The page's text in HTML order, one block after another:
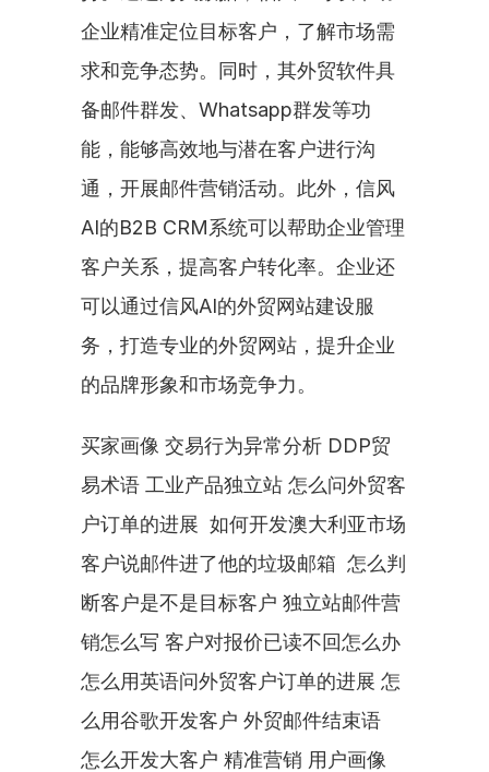
企业精准定位目标客户，了解市场需
求和竞争态势。同时，其外贸软件具
备邮件群发、Whatsapp群发等功
能，能够高效地与潜在客户进行沟
通，开展邮件营销活动。此外，信风
AI的B2B CRM系统可以帮助企业管理
客户关系，提高客户转化率。企业还
可以通过信风AI的外贸网站建设服
务，打造专业的外贸网站，提升企业
的品牌形象和市场竞争力。
买家画像 交易行为异常分析 DDP贸
易术语 工业产品独立站 怎么问外贸客
户订单的进展  如何开发澳大利亚市场
客户说邮件进了他的垃圾邮箱  怎么判
断客户是不是目标客户 独立站邮件营
销怎么写 客户对报价已读不回怎么办
怎么用英语问外贸客户订单的进展 怎
么用谷歌开发客户 外贸邮件结束语
怎么开发大客户 精准营销 用户画像